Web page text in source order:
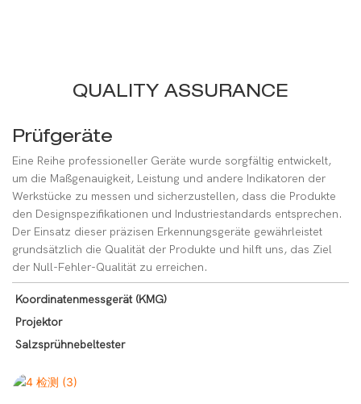
QUALITY ASSURANCE
Prüfgeräte
Eine Reihe professioneller Geräte wurde sorgfältig entwickelt,
um die Maßgenauigkeit, Leistung und andere Indikatoren der
Werkstücke zu messen und sicherzustellen, dass die Produkte
den Designspezifikationen und Industriestandards entsprechen.
Der Einsatz dieser präzisen Erkennungsgeräte gewährleistet
grundsätzlich die Qualität der Produkte und hilft uns, das Ziel
der Null-Fehler-Qualität zu erreichen.
Koordinatenmessgerät (KMG)
Projektor
Salzsprühnebeltester